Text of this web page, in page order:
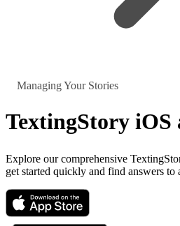
Managing Your Stories
TextingStory iOS
Explore our comprehensive
get started quickly and find answers to